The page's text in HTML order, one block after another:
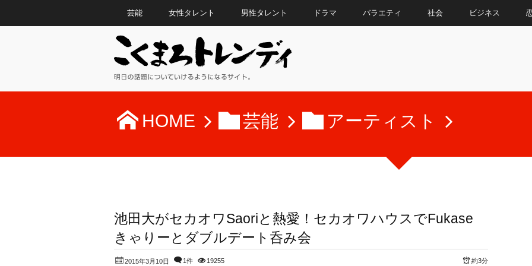
芸能 女性タレント 男性タレント ドラマ バラエティ 社会 ビジネス
HOME 芸能 アーティスト
池田大がセカオワSaoriと熱愛！セカオワハウスでFukase
きゃりーとダブルデート呑み会
2015年3月10日 1件 19255 約3分